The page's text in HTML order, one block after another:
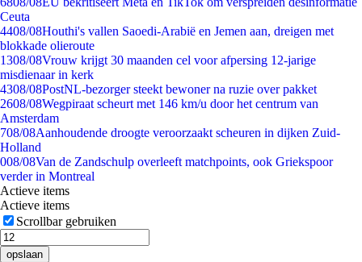
Ceuta
4408/08Houthi's vallen Saoedi-Arabië en Jemen aan, dreigen met
blokkade olieroute
1308/08Vrouw krijgt 30 maanden cel voor afpersing 12-jarige
misdienaar in kerk
4308/08PostNL-bezorger steekt bewoner na ruzie over pakket
2608/08Wegpiraat scheurt met 146 km/u door het centrum van
Amsterdam
708/08Aanhoudende droogte veroorzaakt scheuren in dijken Zuid-
Holland
008/08Van de Zandschulp overleeft matchpoints, ook Griekspoor
verder in Montreal
Actieve items
Actieve items
Scrollbar gebruiken
opslaan